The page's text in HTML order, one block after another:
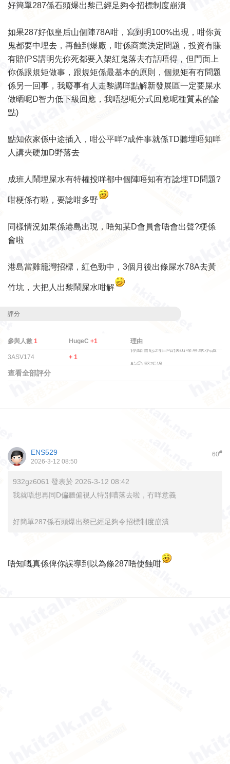
好簡單287係石頭爆出黎已經足夠令招標制度崩潰
如果287好似皇后山個陣78A咁，寫到明100%出現，咁你黃
鬼都要中埋去，再蝕到爆廠，咁係商業決定問題，投資有賺
有賠(PS講明先你死都要入架紅鬼落去冇話唔得，但門面上
你係跟規矩做事，跟規矩係最基本的原則，個規矩有冇問題
係另一回事，我廢事有人走黎講咩點解新發展區一定要屎水
做晒呢D智力低下級回應，我唔想呃分式回應呢種質素的論
點)
點知依家係中途插入，咁公平咩?成件事就係TD聽埋唔知咩
人講夾硬加D野落去
成班人鬧埋屎水有特權投咩都中個陣唔知有冇諗埋TD問題?
咁梗係冇啦，要諗咁多野
同樣情況如果係港島出現，唔知某D會員會唔會出聲?梗係
會啦
港島當雞籠灣招標，紅色勁中，3個月後出條屎水78A去黃
竹坑，大把人出黎鬧屎水咁解
評分
參與人數 1 HugeC+1 理由
3ASV174 + 1
你點會忍到口唔撲出嚟幫屎水護
航🤭 緊張過.
查看全部評分
60#
ENS529
2026-3-12 08:50
932gz6061 發表於 2026-3-12 08:42
我就唔想再同D偏聽偏視人特別嘈落去啦，冇咩意義
好簡單287係石頭爆出黎已經足夠令招標制度崩潰
唔知嘅真係俾你誤導到以為條287唔使蝕咁